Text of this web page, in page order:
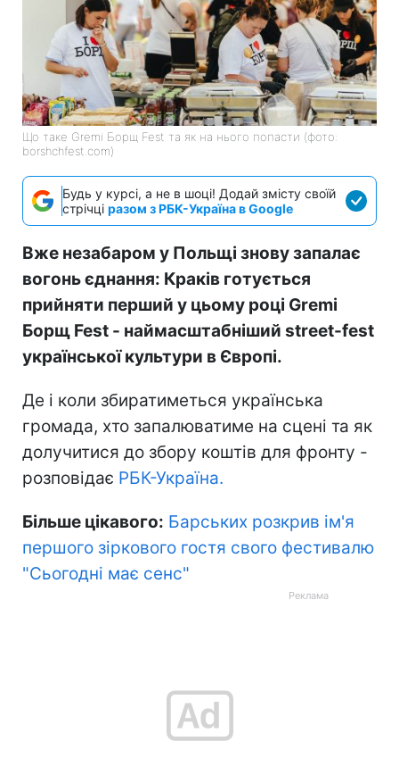
Що таке Gremi Борщ Fest та як на нього попасти (фото:
borshchfest.com)
Будь у курсі, а не в шоці! Додай змісту своїй
стрічці разом з РБК-Україна в Google
Вже незабаром у Польщі знову запалає
вогонь єднання: Краків готується
прийняти перший у цьому році Gremi
Борщ Fest - наймасштабніший street-fest
української культури в Європі.
Де і коли збиратиметься українська
громада, хто запалюватиме на сцені та як
долучитися до збору коштів для фронту -
розповідає РБК-Україна.
Більше цікавого: Барських розкрив ім'я
першого зіркового гостя свого фестивалю
"Сьогодні має сенс"